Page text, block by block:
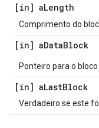
[in] aLength
Comprimento do
[in] aDataBlock
Ponteiro para o
[in] aLastBlock
Verdadeiro se este